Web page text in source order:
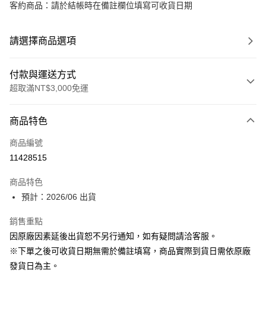
客約商品：請於結帳時在備註欄位填寫可收貨日期
請選擇商品選項
付款與運送方式
超取滿NT$3,000免運
信用卡一次付款
超商取貨付款
大哥付你分期
【大哥付你分期使用說明】
1.本服務由台灣大哥大提供，台灣大哥大用戶可立即使用無須另外申請。
流程，驗證手機門號後，選擇欲分期的期數、繳款截止日，確認付款後即完
成交易。
ATM付款
運送方式
商品特色
商品編號
11428515
商品特色
預計：2026/06 出貨
銷售重點
因原廠因素延後出貨恕不另行通知，如有疑問請洽客服。
※下單之後可收貨日期無需於備註填寫，商品實際到貨日需依原廠
發貨日為主。